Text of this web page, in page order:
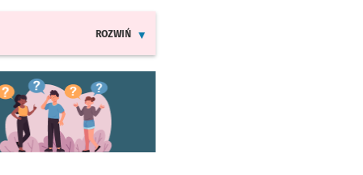
ROZWIŃ
się w nowej karcie